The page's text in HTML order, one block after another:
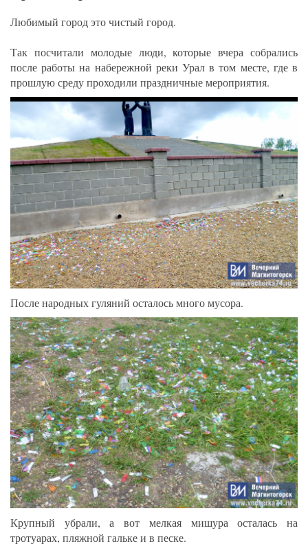
Любимый город это чистый город.
Так посчитали молодые люди, которые вчера собрались
после работы на набережной реки Урал в том месте, где в
прошлую среду проходили праздничные мероприятия.
После народных гуляний осталось много мусора.
Крупный убрали, а вот мелкая мишура осталась на
тротуарах, пляжной гальке и в песке.